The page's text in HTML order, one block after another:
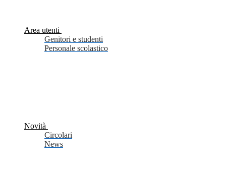
Area utenti
Genitori e studenti
Personale scolastico
Novità
Circolari
News